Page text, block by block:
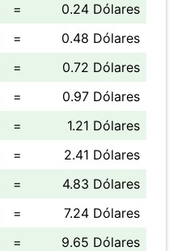
=
0.24 Dólares
=
0.48 Dólares
=
0.72 Dólares
=
0.97 Dólares
=
1.21 Dólares
=
2.41 Dólares
=
4.83 Dólares
=
7.24 Dólares
=
9.65 Dólares